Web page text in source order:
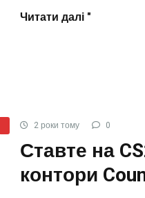
Читати далі "
2 роки тому 0
Ставте на
контори